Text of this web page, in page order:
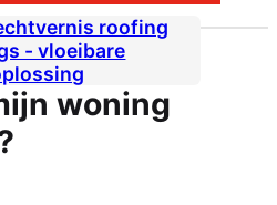
woning